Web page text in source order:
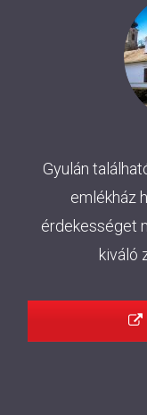
Gyulán
emlékház
érdekességet
kiváló